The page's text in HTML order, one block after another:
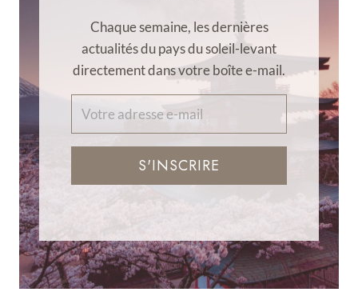
Chaque semaine, les dernières
actualités du pays du soleil-levant
directement dans votre boîte e-mail.
S'INSCRIRE